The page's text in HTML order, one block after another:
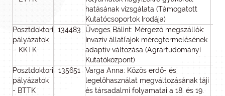
hatásának vizsgálata (Támogatott
Kutatócsoportok Irodája)
Posztdoktori
pályázatok
– KKTK
134483
Üveges Bálint: Mérgező megszállók:
Invazív állatfajok méregtermelésének
adaptív változása (Agrártudományi
Kutatóközpont)
Posztdoktori
pályázatok
- BTTK
135651
Varga Anna: Közös erdő- és
legelőhasználat megváltozásának táji
és társadalmi folyamatai a 18. és 19.